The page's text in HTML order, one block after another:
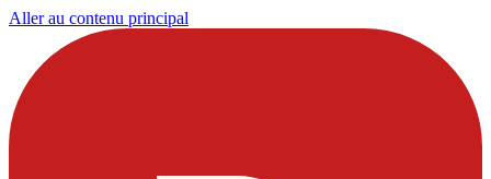
Aller au contenu principal